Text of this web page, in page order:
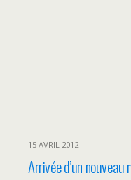
15 AVRIL 2012
Arrivée d’un